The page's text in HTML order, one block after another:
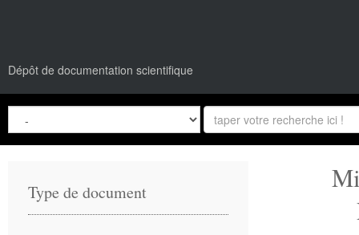
Dépôt de documentation scientifique
Type de document